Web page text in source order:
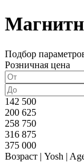
Подбор
Розничная цена
142 500
200 625
258 750
316 875
375 000
Возраст | Yosh |